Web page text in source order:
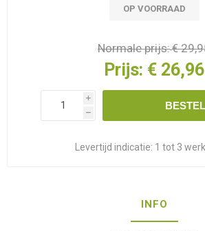
OP VOORRAAD
Normale prijs:€
Prijs: € 26,96
i
h
BESTEL
Levertijd indicatie: 1 tot 3
INFO